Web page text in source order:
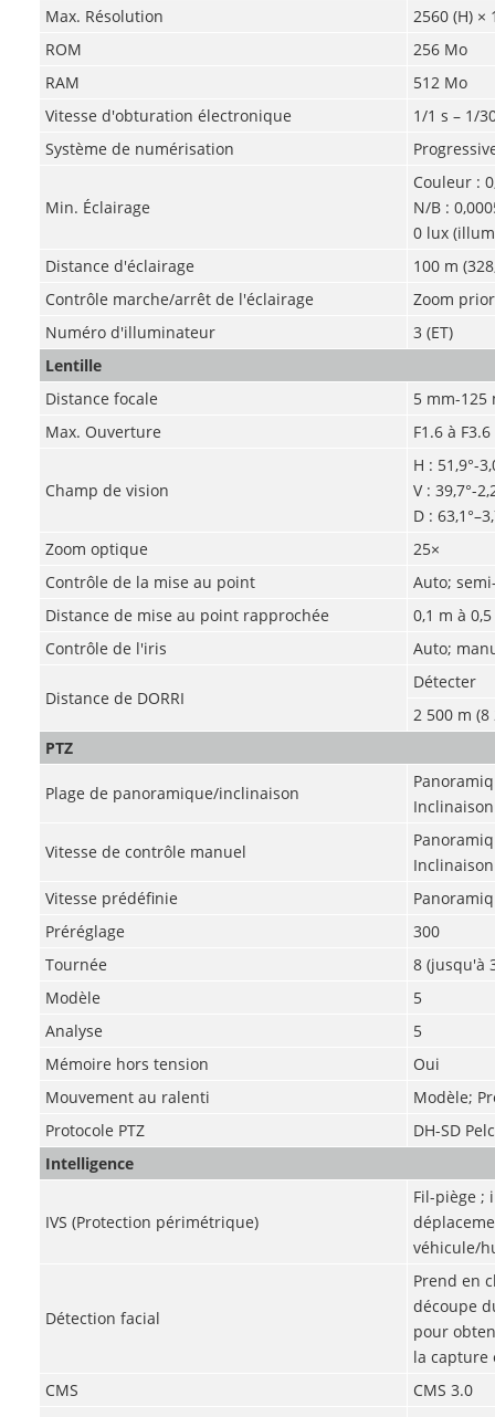
Max. Résolution
2560 (H) ×
ROM
256 Mo
RAM
512 Mo
Vitesse d'obturation électronique
1/1 s – 1/
Système de numérisation
Min. Éclairage
Couleur :
N/B :
0 lux
Distance d'éclairage
100 m
Contrôle marche/arrêt de l'éclairage
Zoom
Numéro d'illuminateur
3 (ET)
Lentille
Distance focale
5 mm-125
Max. Ouverture
F1.6 à F3.6
Champ de vision
H : 51,9°-
V : 39,7°-
D :
Zoom optique
25×
Contrôle de la mise au point
Auto;
Distance de mise au point rapprochée
0,1 m à
Contrôle de l'iris
Auto;
Distance de DORRI
Détecter
2 500 m (8
PTZ
Plage de panoramique/inclinaison
Vitesse de contrôle manuel
Inclinaison
Vitesse prédéfinie
Préréglage
300
Tournée
8 (jusqu'à
Modèle
5
Analyse
5
Mémoire hors tension
Oui
Mouvement au ralenti
Modèle;
Protocole PTZ
DH-SD
Intelligence
IVS (Protection périmétrique)
Fil-piège ;
véhicule/
Détection facial
Prend en
découpe
pour
la capture
CMS
CMS 3.0